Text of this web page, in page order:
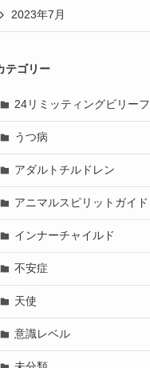
2023年7月
テゴリー
24リミッティングビリーフ
うつ病
アダルトチルドレン
アニマルスピリットガイド
インナーチャイルド
不安症
天使
意識レベル